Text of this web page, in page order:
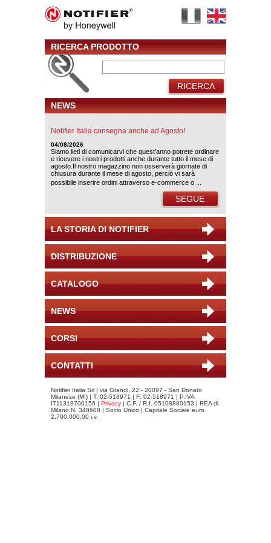
RICERCA PRODOTTO
RICERCA
NEWS
Notifier Italia consegna anche ad Agosto!
04/08/2026
Siamo lieti di comunicarvi che quest’anno potrete ordinare
e ricevere i nostri prodotti anche durante tutto il mese di
agosto.Il nostro magazzino non osserverà giornate di
chiusura durante il mese di agosto, perciò vi sarà
possibile inserire ordini attraverso e-commerce o ...
SEGUE
LA STORIA DI NOTIFIER
DISTRIBUZIONE
CATALOGO
NEWS
CORSI
CONTATTI
Notifier Italia Srl | via Grandi, 22 - 20097 - San Donato
Milanese (MI) | T: 02-518971 | F: 02-518971 | P.IVA
IT11319700156 | Privacy | C.F. / R.I. 05108880153 | REA di
Milano N. 348608 | Socio Unico | Capitale Sociale euro
2.700.000,00 i.v.